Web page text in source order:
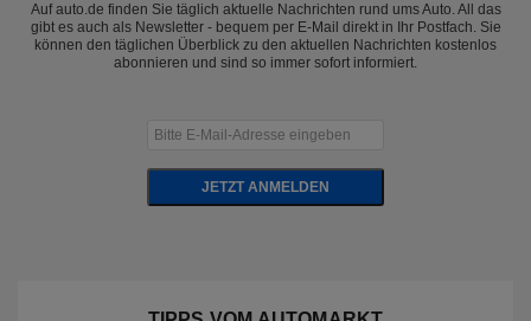
Auf auto.de finden Sie täglich aktuelle Nachrichten rund ums Auto. All das
gibt es auch als Newsletter - bequem per E-Mail direkt in Ihr Postfach. Sie
können den täglichen Überblick zu den aktuellen Nachrichten kostenlos
abonnieren und sind so immer sofort informiert.
JETZT ANMELDEN